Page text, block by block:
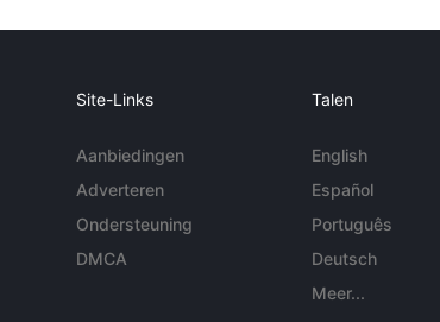
Site-Links
Aanbiedingen
Adverteren
Ondersteuning
DMCA
Talen
English
Español
Português
Deutsch
Meer...